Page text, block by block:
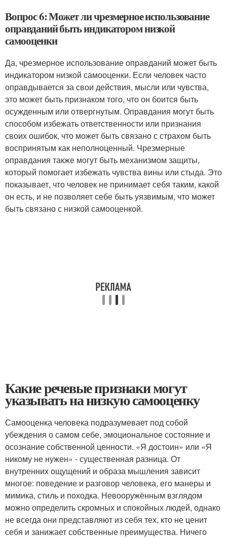
Вопрос 6: Может ли чрезмерное использование
оправданий быть индикатором низкой
самооценки
Да, чрезмерное использование оправданий может быть
индикатором низкой самооценки. Если человек часто
оправдывается за свои действия, мысли или чувства,
это может быть признаком того, что он боится быть
осужденным или отвергнутым. Оправдания могут быть
способом избежать ответственности или признания
своих ошибок, что может быть связано с страхом быть
воспринятым как неполноценный. Чрезмерные
оправдания также могут быть механизмом защиты,
который помогает избежать чувства вины или стыда. Это
показывает, что человек не принимает себя таким, какой
он есть, и не позволяет себе быть уязвимым, что может
быть связано с низкой самооценкой.
Какие речевые признаки могут
указывать на низкую самооценку
Самооценка человека подразумевает под собой
убеждения о самом себе, эмоциональное состояние и
осознание собственной ценности. «Я достоин» или «Я
никому не нужен» - существенная разница. От
внутренних ощущений и образа мышления зависит
многое: поведение и разговор человека, его манеры и
мимика, стиль и походка. Невооружённым взглядом
можно определить скромных и спокойных людей, однако
не всегда они представляют из себя тех, кто не ценит
себя и занижает собственные преимущества. Ничего